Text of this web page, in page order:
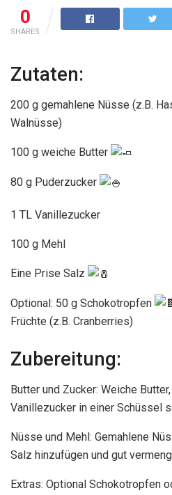
0
SHARES
Zutaten:
200 g gemahlene Nüsse (z.B.
Walnüsse)
100 g weiche Butter
80 g Puderzucker
1 TL Vanillezucker
100 g Mehl
Eine Prise Salz
Optional: 50 g Schokotropfen
Früchte (z.B. Cranberries)
Zubereitung:
Butter und Zucker: Weiche
Vanillezucker in einer Schüssel
Nüsse und Mehl: Gemahlene
Salz hinzufügen und gut
Extras: Optional Schokotropfen